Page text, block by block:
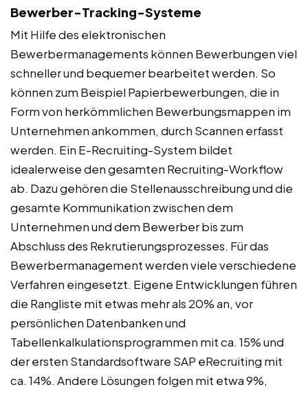
Bewerber-Tracking-Systeme
Mit Hilfe des elektronischen
Bewerbermanagements können Bewerbungen viel
schneller und bequemer bearbeitet werden. So
können zum Beispiel Papierbewerbungen, die in
Form von herkömmlichen Bewerbungsmappen im
Unternehmen ankommen, durch Scannen erfasst
werden. Ein E-Recruiting-System bildet
idealerweise den gesamten Recruiting-Workflow
ab. Dazu gehören die Stellenausschreibung und die
gesamte Kommunikation zwischen dem
Unternehmen und dem Bewerber bis zum
Abschluss des Rekrutierungsprozesses. Für das
Bewerbermanagement werden viele verschiedene
Verfahren eingesetzt. Eigene Entwicklungen führen
die Rangliste mit etwas mehr als 20% an, vor
persönlichen Datenbanken und
Tabellenkalkulationsprogrammen mit ca. 15% und
der ersten Standardsoftware SAP eRecruiting mit
ca. 14%. Andere Lösungen folgen mit etwa 9%,